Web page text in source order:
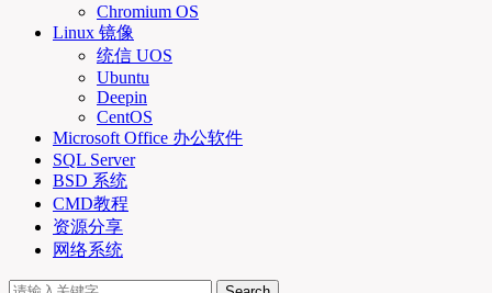
Chromium OS
Linux 镜像
统信 UOS
Ubuntu
Deepin
CentOS
Microsoft Office 办公软件
SQL Server
BSD 系统
CMD教程
资源分享
网络系统